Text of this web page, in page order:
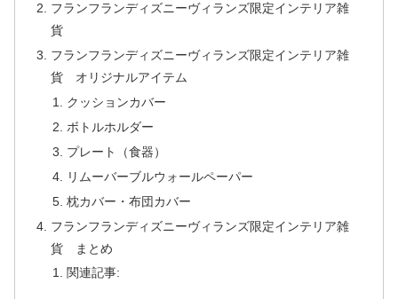
フランフランディズニーヴィランズ限定インテリア雑
貨
フランフランディズニーヴィランズ限定インテリア雑
貨 オリジナルアイテム
クッションカバー
ボトルホルダー
プレート（食器）
リムーバーブルウォールペーパー
枕カバー・布団カバー
フランフランディズニーヴィランズ限定インテリア雑
貨 まとめ
関連記事: